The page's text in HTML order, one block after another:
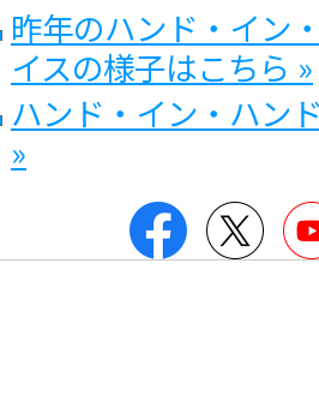
昨年のハンド・イン
イスの様子はこちら »
ハンド・イン・ハン
»
Facebook